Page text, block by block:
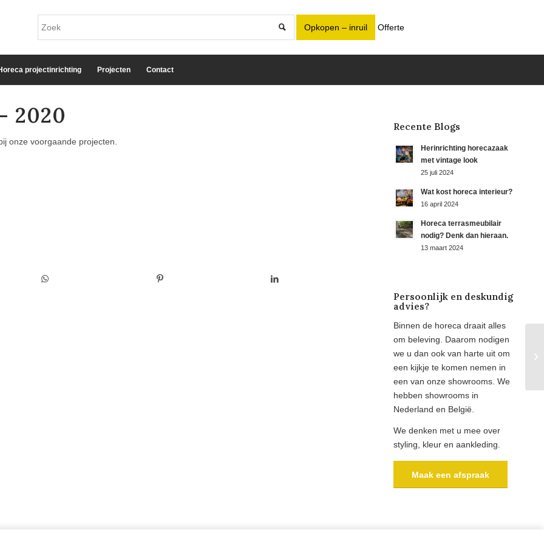
Opkopen – inruil Offerte
projectinrichting Projecten Contact
2020
onze voorgaande projecten.
Recente Blogs
Herinrichting horecazaak
met vintage look
25 juli 2024
Wat kost horeca interieur?
16 april 2024
Horeca terrasmeubilair
nodig? Denk dan hieraan.
13 maart 2024
Persoonlijk en deskundig
advies?
Binnen de horeca draait alles
om beleving. Daarom nodigen
we u dan ook van harte uit om
een kijkje te komen nemen in
een van onze showrooms. We
hebben showrooms in
Nederland en België.
We denken met u mee over
styling, kleur en aankleding.
Maak een afspraak